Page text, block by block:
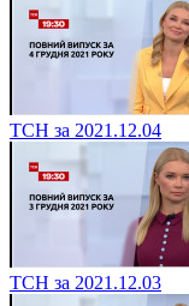
ТСН за 2021.12.04
ТСН за 2021.12.03